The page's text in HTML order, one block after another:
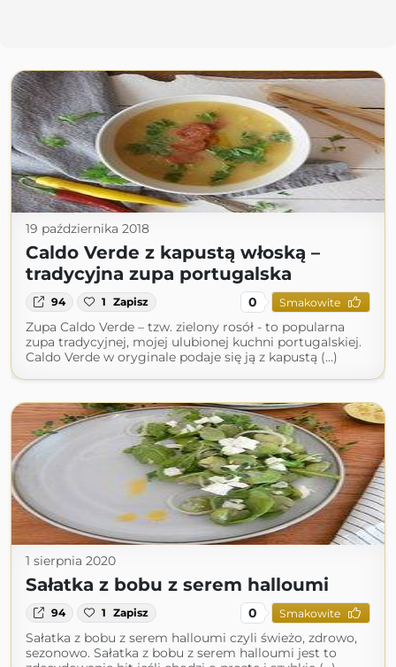
19 października 2018
Caldo Verde z kapustą włoską –
tradycyjna zupa portugalska
94 1 Zapisz 0 Smakowite
Zupa Caldo Verde – tzw. zielony rosół - to popularna
zupa tradycyjnej, mojej ulubionej kuchni portugalskiej.
Caldo Verde w oryginale podaje się ją z kapustą (...)
1 sierpnia 2020
Sałatka z bobu z serem halloumi
94 1 Zapisz 0 Smakowite
Sałatka z bobu z serem halloumi czyli świeżo, zdrowo,
sezonowo. Sałatka z bobu z serem halloumi jest to